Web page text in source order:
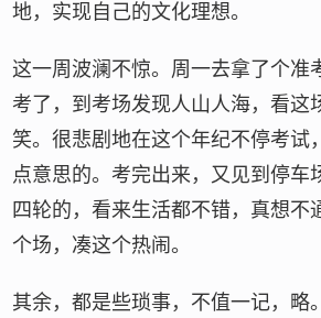
地，实现自己的文化理想。
这一周波澜不惊。周一去拿了个准
考了，到考场发现人山人海，看这
笑。很悲剧地在这个年纪不停考试
点意思的。考完出来，又见到停车
四轮的，看来生活都不错，真想不
个场，凑这个热闹。
其余，都是些琐事，不值一记，略